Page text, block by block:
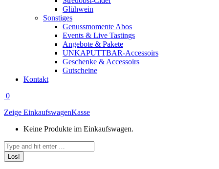
Glühwein
Sonstiges
Genussmomente Abos
Events & Live Tastings
Angebote & Pakete
UNKAPUTTBAR-Accessoirs
Geschenke & Accessoirs
Gutscheine
Kontakt
0
Zeige EinkaufswagenKasse
Keine Produkte im Einkaufswagen.
Search: